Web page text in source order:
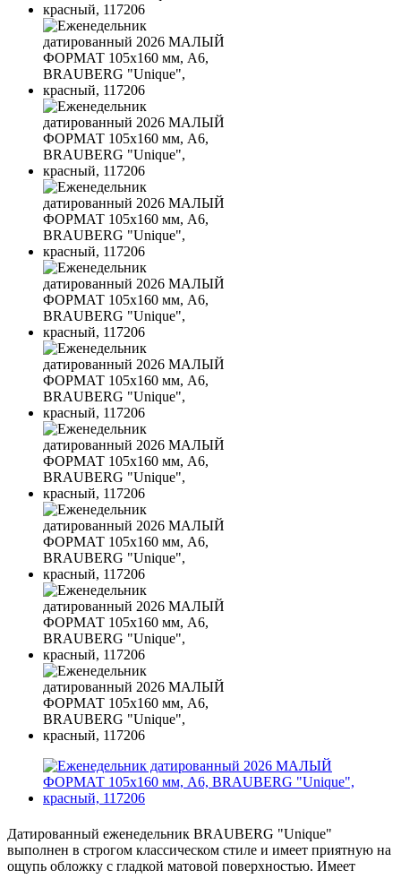
Датированный еженедельник BRAUBERG "Unique"
выполнен в строгом классическом стиле и имеет приятную на
ощупь обложку с гладкой матовой поверхностью. Имеет